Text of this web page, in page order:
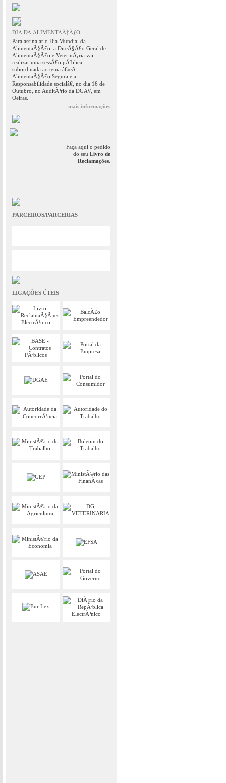
DIA DA ALIMENTAÃ‡ÃƒO
Para assinalar o Dia Mundial da
AlimentaÃ§Ã£o, a DireÃ§Ã£o Geral de
AlimentaÃ§Ã£o e VeterinÃ¡ria vai
realizar uma sessÃ£o pÃºblica
subordinada ao tema â€œA
AlimentaÃ§Ã£o Segura e a
Responsabilidade socialâ€, no dia 16 de
Outubro, no AuditÃ³rio da DGAV, em
Oeiras.
mais informações
Faça aqui o pedido
do seu Livro de
Reclamações
PARCEIROS/PARCERIAS
LIGAÇÕES ÚTEIS